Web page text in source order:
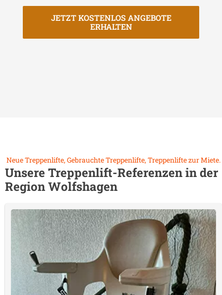
JETZT KOSTENLOS ANGEBOTE
ERHALTEN
Neue Treppenlifte, Gebrauchte Treppenlifte, Treppenlifte zur Miete.
Unsere Treppenlift-Referenzen in der
RegionWolfshagen